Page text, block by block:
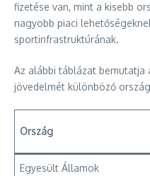
fizetése van, mint a kisebb
nagyobb piaci
sportinfrastruktúrának.
Az alábbi táblázat bemutatja
jövedelmét különböző
Ország
Egyesült Államok